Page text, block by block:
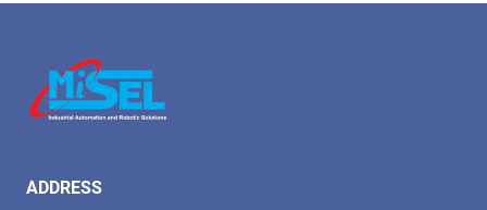
ADDRESS